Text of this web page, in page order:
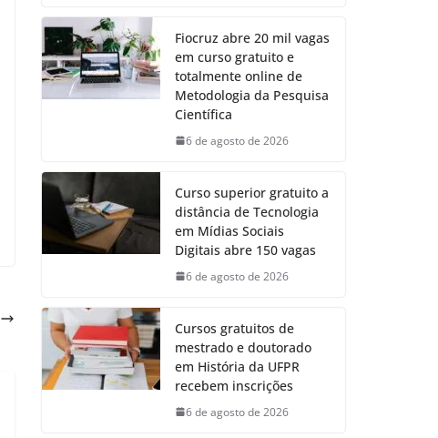
Fiocruz abre 20 mil vagas
em curso gratuito e
totalmente online de
Metodologia da Pesquisa
Científica
6 de agosto de 2026
Curso superior gratuito a
distância de Tecnologia
em Mídias Sociais
Digitais abre 150 vagas
6 de agosto de 2026
Cursos gratuitos de
mestrado e doutorado
em História da UFPR
recebem inscrições
6 de agosto de 2026